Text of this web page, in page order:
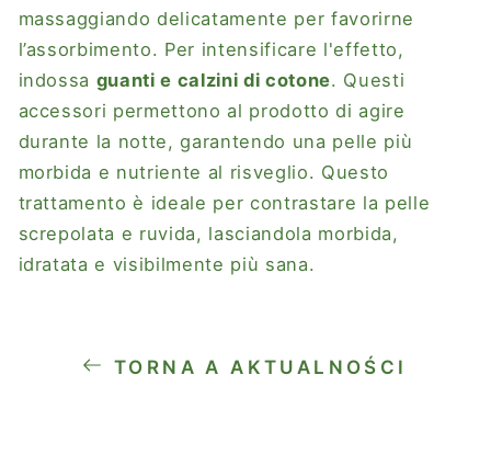
massaggiando delicatamente per favorirne
l’assorbimento. Per intensificare l'effetto,
indossa guanti e calzini di cotone. Questi
accessori permettono al prodotto di agire
durante la notte, garantendo una pelle più
morbida e nutriente al risveglio. Questo
trattamento è ideale per contrastare la pelle
screpolata e ruvida, lasciandola morbida,
idratata e visibilmente più sana.
TORNA A AKTUALNOŚCI